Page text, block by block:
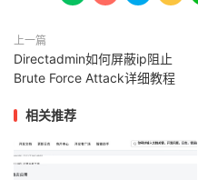
上一篇
Directadmin如何屏蔽ip阻止
Brute Force Attack详细教程
相关推荐